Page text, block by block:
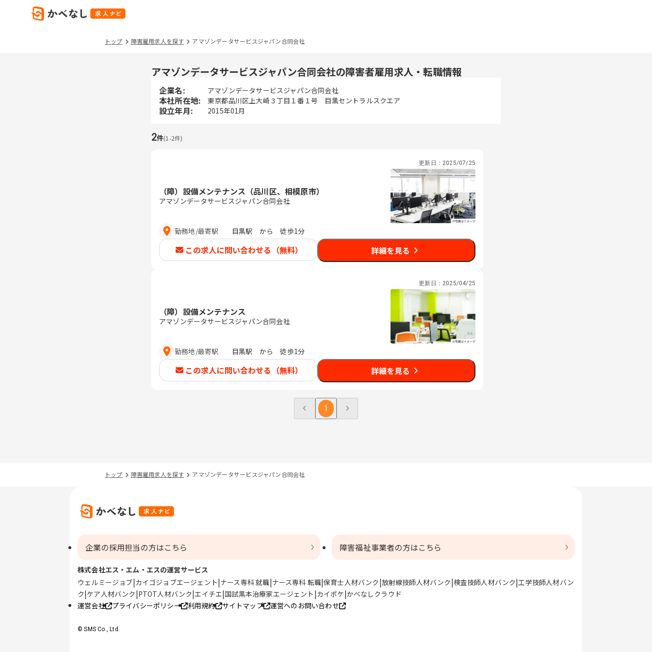
トップ 障害雇用求人を探す アマゾンデータサービスジャパン合同会社
アマゾンデータサービスジャパン合同会社の障害者雇用求人・転職情報
企業名: アマゾンデータサービスジャパン合同会社
本社所在地: 東京都品川区上大崎３丁目１番１号 目黒セントラルスクエア
設立年月: 2015年01月
2件(1 -2件)
更新日： 2025/07/25
（障）設備メンテナンス（品川区、相模原市）
アマゾンデータサービスジャパン合同会社
勤務地/最寄駅 目黒駅 から 徒歩1分
この求人に問い合わせる（無料） 詳細を見る
更新日： 2025/04/25
（障）設備メンテナンス
アマゾンデータサービスジャパン合同会社
勤務地/最寄駅 目黒駅 から 徒歩1分
この求人に問い合わせる（無料） 詳細を見る
1
トップ 障害雇用求人を探す アマゾンデータサービスジャパン合同会社
企業の採用担当の方はこちら 障害福祉事業者の方はこちら
株式会社エス・エム・エスの運営サービス
ウェルミージョブ カイゴジョブエージェント ナース専科 就職 ナース専科 転職 保育士人材バンク 放射線技師人材バンク 検査技師人材バンク 工学技師人材バン
ク ケア人材バンク PTOT人材バンク エイチエ 国試黒本治療家エージェント カイポケ かべなしクラウド
運営会社
プライバシーポリシー 利用規約 サイトマップ 運営へのお問い合わせ
© SMS Co., Ltd.